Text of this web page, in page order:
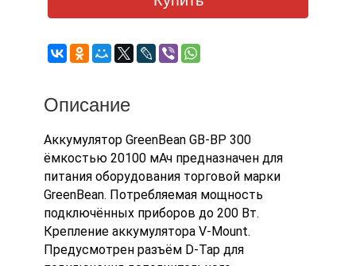
Описание
Аккумулятор GreenBean GB-BP 300
ёмкостью 20100 мАч предназначен для
питания оборудования торговой марки
GreenBean. Потребляемая мощность
подключённых приборов до 200 Вт.
Крепление аккумулятора V-Mount.
Предусмотрен разъём D-Tap для